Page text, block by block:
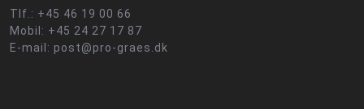
Tlf.: +45 46 19 00 66
Mobil: +45 24 27 17 87
E-mail: post@pro-graes.dk